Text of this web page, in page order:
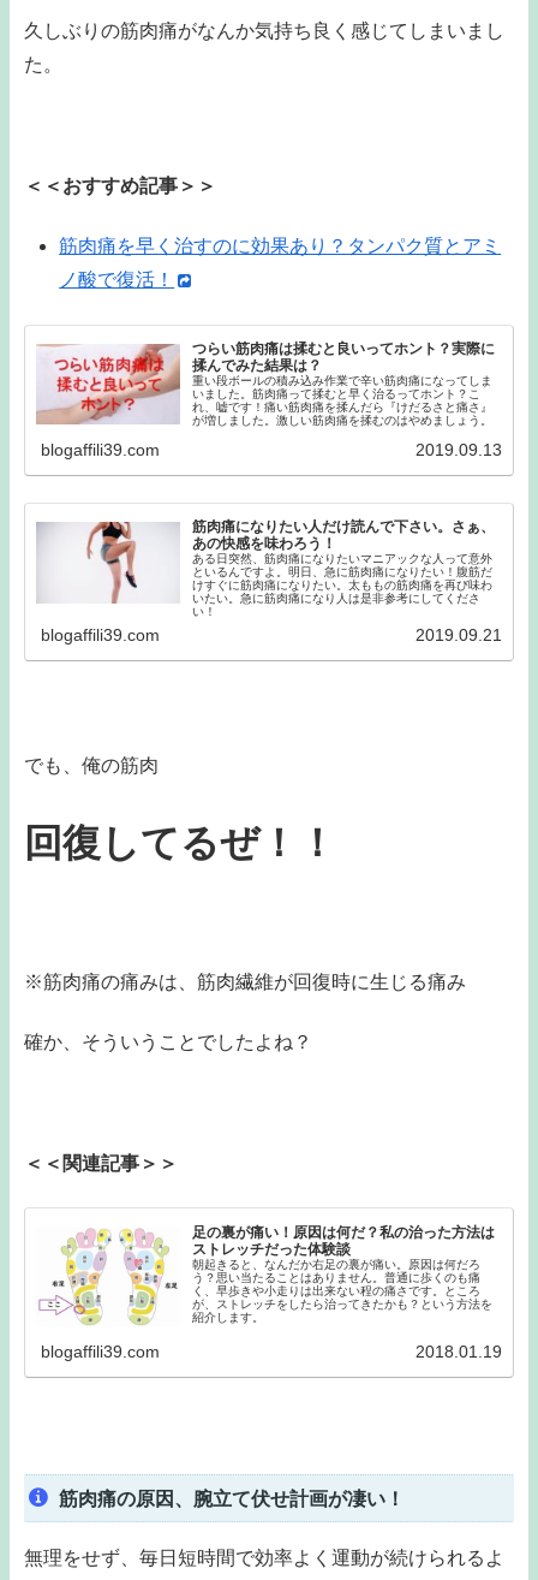
久しぶりの筋肉痛がなんか気持ち良く感じてしまいまし
た。
＜＜おすすめ記事＞＞
筋肉痛を早く治すのに効果あり？タンパク質とアミ
ノ酸で復活！
つらい筋肉痛は揉むと良いってホント？実際に
揉んでみた結果は？
重い段ボールの積み込み作業で辛い筋肉痛になってしま
いました。筋肉痛って揉むと早く治るってホント？こ
れ、嘘です！痛い筋肉痛を揉んだら『けだるさと痛さ』
が増しました。激しい筋肉痛を揉むのはやめましょう。
blogaffili39.com 2019.09.13
筋肉痛になりたい人だけ読んで下さい。さぁ、
あの快感を味わろう！
ある日突然、筋肉痛になりたいマニアックな人って意外
といるんですよ。明日、急に筋肉痛になりたい！腹筋だ
けすぐに筋肉痛になりたい。太ももの筋肉痛を再び味わ
いたい。急に筋肉痛になり人は是非参考にしてくださ
い！
blogaffili39.com 2019.09.21
でも、俺の筋肉
回復してるぜ！！
※筋肉痛の痛みは、筋肉繊維が回復時に生じる痛み
確か、そういうことでしたよね？
＜＜関連記事＞＞
足の裏が痛い！原因は何だ？私の治った方法は
ストレッチだった体験談
朝起きると、なんだか右足の裏が痛い。原因は何だろ
う？思い当たることはありません。普通に歩くのも痛
く、早歩きや小走りは出来ない程の痛さです。ところ
が、ストレッチをしたら治ってきたかも？という方法を
紹介します。
blogaffili39.com 2018.01.19
筋肉痛の原因、腕立て伏せ計画が凄い！
無理をせず、毎日短時間で効率よく運動が続けられるよ